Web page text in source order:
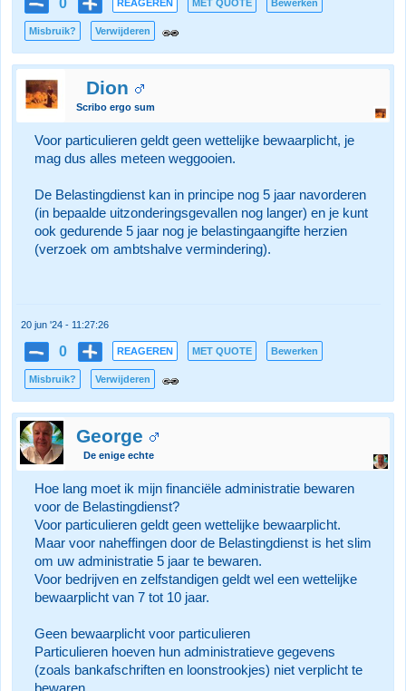
REAGEREN MET QUOTE Bewerken
Misbruik? Verwijderen
Dion
Scribo ergo sum
Voor particulieren geldt geen wettelijke bewaarplicht, je
mag dus alles meteen weggooien.
De Belastingdienst kan in principe nog 5 jaar navorderen
(in bepaalde uitzonderingsgevallen nog langer) en je kunt
ook gedurende 5 jaar nog je belastingaangifte herzien
(verzoek om ambtshalve vermindering).
20 jun '24 - 11:27:26
0 REAGEREN MET QUOTE Bewerken
Misbruik? Verwijderen
George
De enige echte
Hoe lang moet ik mijn financiële administratie bewaren
voor de Belastingdienst?
Voor particulieren geldt geen wettelijke bewaarplicht.
Maar voor naheffingen door de Belastingdienst is het slim
om uw administratie 5 jaar te bewaren.
Voor bedrijven en zelfstandigen geldt wel een wettelijke
bewaarplicht van 7 tot 10 jaar.
Geen bewaarplicht voor particulieren
Particulieren hoeven hun administratieve gegevens
(zoals bankafschriften en loonstrookjes) niet verplicht te
bewaren.